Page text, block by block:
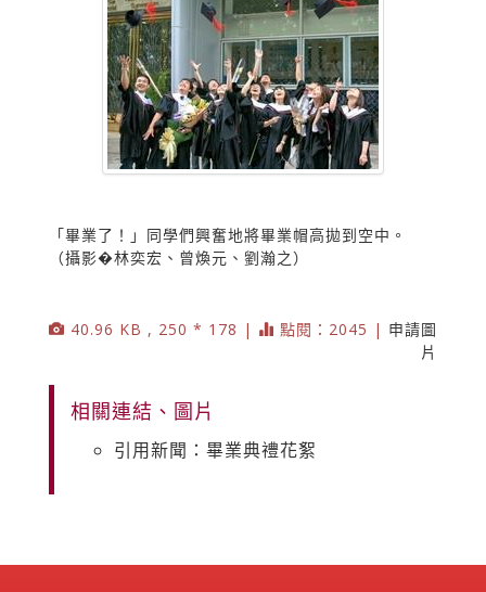
「畢業了！」同學們興奮地將畢業帽高拋到空中。
（攝影�林奕宏、曾煥元、劉瀚之）
40.96 KB , 250 * 178 | 點閱：2045 | 申請圖
片
相關連結、圖片
引用新聞：畢業典禮花絮